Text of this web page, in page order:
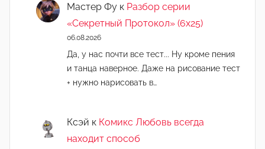
Мастер Фу к Разбор серии
«Секретный Протокол» (6х25)
06.08.2026
Да, у нас почти все тест... Ну кроме пения
и танца наверное. Даже на рисование тест
+ нужно нарисовать в…
Ксэй к Комикс Любовь всегда
находит способ